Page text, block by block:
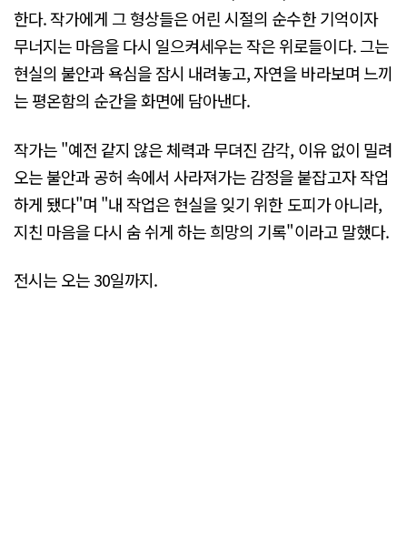
한다. 작가에게 그 형상들은 어린 시절의 순수한 기억이자
무너지는 마음을 다시 일으켜세우는 작은 위로들이다. 그는
현실의 불안과 욕심을 잠시 내려놓고, 자연을 바라보며 느끼
는 평온함의 순간을 화면에 담아낸다.
작가는 "예전 같지 않은 체력과 무뎌진 감각, 이유 없이 밀려
오는 불안과 공허 속에서 사라져가는 감정을 붙잡고자 작업
하게 됐다"며 "내 작업은 현실을 잊기 위한 도피가 아니라,
지친 마음을 다시 숨 쉬게 하는 희망의 기록"이라고 말했다.
전시는 오는 30일까지.